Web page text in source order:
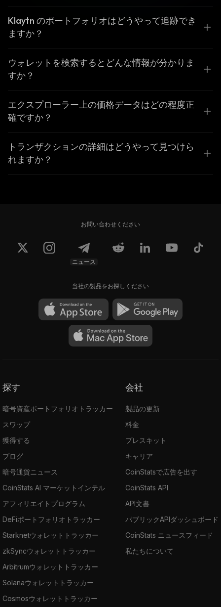
Klaytn のポートフォリオはどうやって追跡でき
ますか？
ウォレットを検索するとどんな情報が分かりま
すか？
エクスプローラー上の価格データはどの程度正
確ですか？
トランザクションの詳細はどうやって見つけら
れますか？
お問い合わせください
ニュース
当社の製品をお探しください
探す
暗号資産ポートフォリオトラッカー
スワップ
獲得する
ブログ
暗号通貨ニュース
CoinStats AI マーケットインテル
アフィリエイトプログラム
DeFiポートフォリオトラッカー
Starknetウォレットトラッカー
zkSyncウォレットトラッカー
Arbitrumウォレットトラッカー
Solanaウォレットトラッカー
Cosmosウォレットトラッカー
会社
製品の更新
料金
プレスキット
キャリア
CoinStatsで広告を出す
CoinStats API
API文書
パブリックAPIダッシュボード
CoinStats ニュースフィード
私たちについて